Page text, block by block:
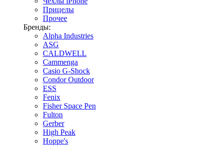
Прицелы
Прочее
Бренды:
Alpha Industries
ASG
CALDWELL
Cammenga
Casio G-Shock
Condor Outdoor
ESS
Fenix
Fisher Space Pen
Fulton
Gerber
High Peak
Hoppe's